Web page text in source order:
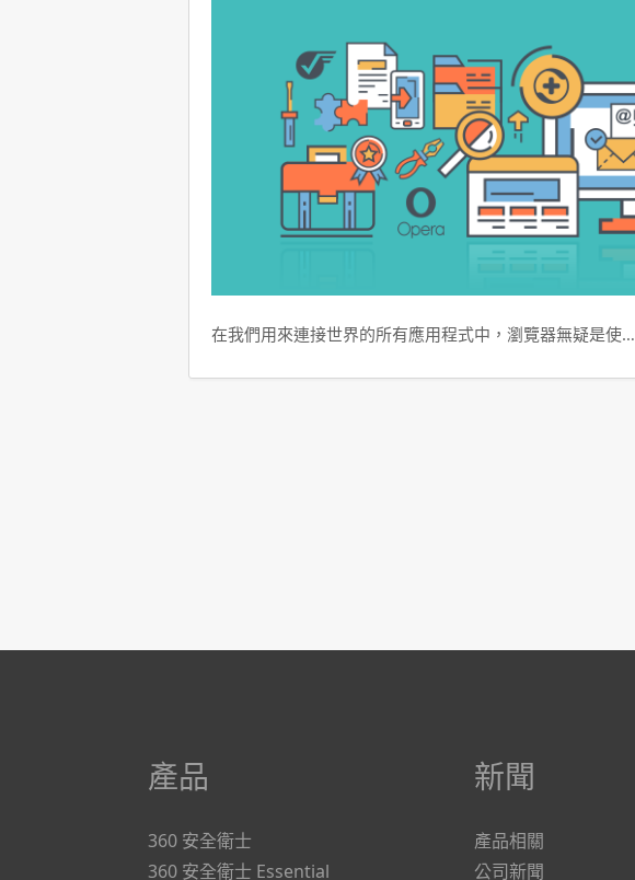
在我們用來連接世界的所有應用程式中，瀏覽器無疑是使…
產品
360 安全衛士
360 安全衛士 Essential
新聞
產品相關
公司新聞